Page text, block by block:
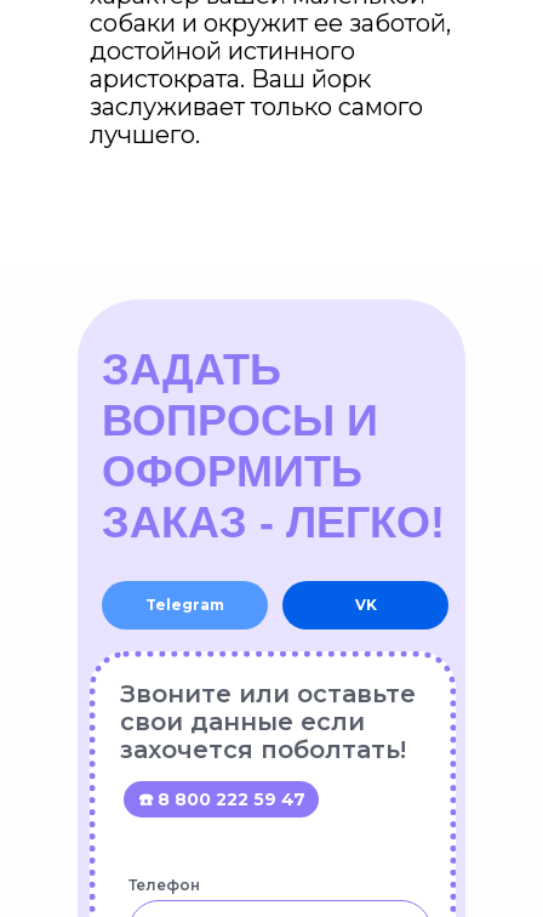
собаки и окружит ее заботой,
достойной истинного
аристократа. Ваш йорк
заслуживает только самого
лучшего.
ЗАДАТЬ
ВОПРОСЫ И
ОФОРМИТЬ
ЗАКАЗ - ЛЕГКО!
Телефон
Звоните или оставьте
свои данные если
захочется поболтать!
Telegram VK
☎️ 8 800 222 59 47